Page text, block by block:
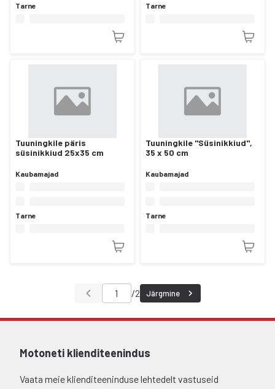
Tarne Tarne
Tuuningkile päris
süsinikkiud 25x35 cm
Kaubamajad
Tarne
Tuuningkile "Süsinikkiud",
35 x 50 cm
Kaubamajad
Tarne
/2 Järgmine
Motoneti klienditeenindus
Vaata meie klienditeeninduse lehtedelt vastuseid